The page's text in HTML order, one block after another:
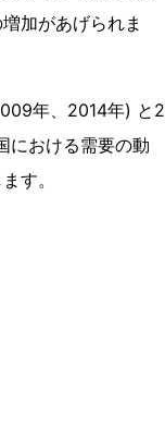
加があげられま
年、2014年) と2
における需要の動
す。